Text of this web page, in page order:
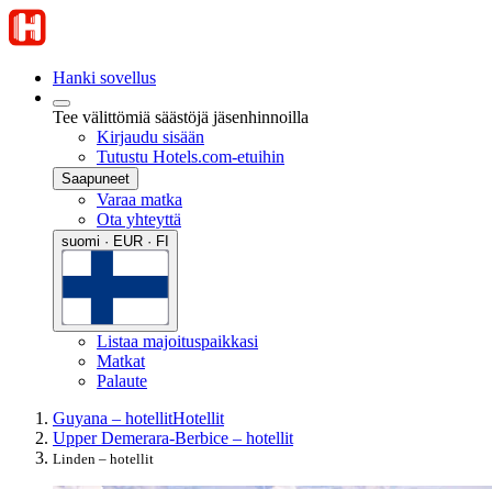
Hanki sovellus
Tee välittömiä säästöjä jäsenhinnoilla
Kirjaudu sisään
Tutustu Hotels.com-etuihin
Saapuneet
Varaa matka
Ota yhteyttä
suomi · EUR · FI
Listaa majoituspaikkasi
Matkat
Palaute
Guyana – hotellitHotellit
Upper Demerara-Berbice – hotellit
Linden – hotellit